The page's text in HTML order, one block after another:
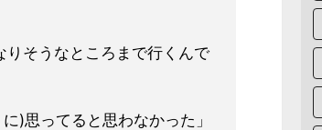
そうなところまで行くんで
)思ってると思わなかった」